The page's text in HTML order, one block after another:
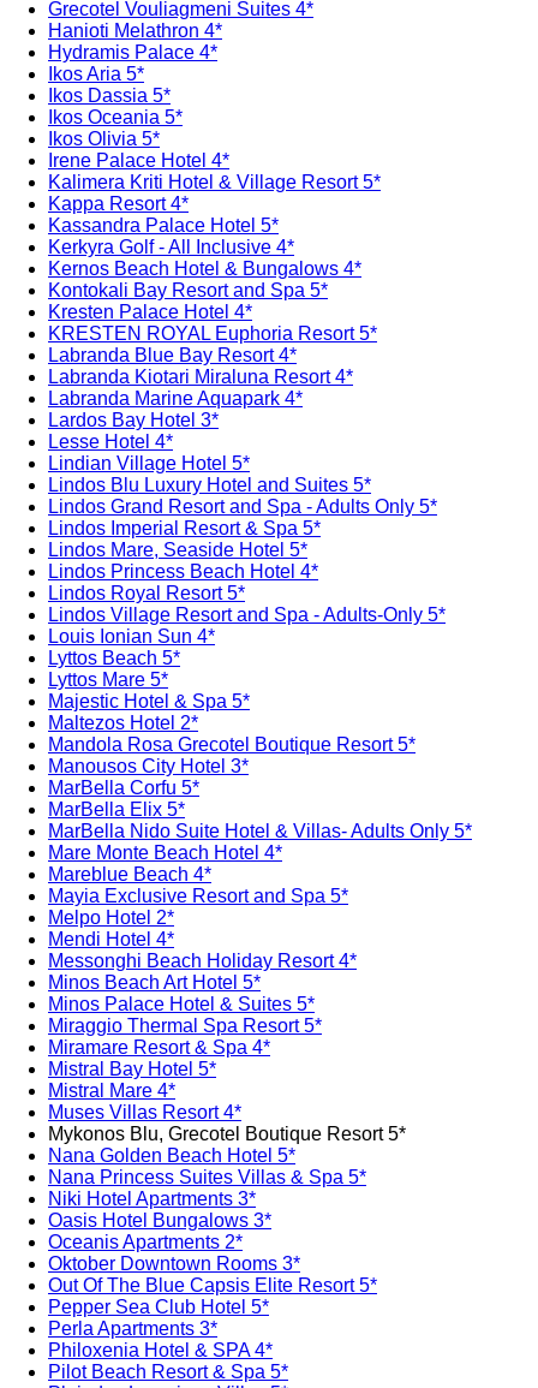
Grecotel Vouliagmeni Suites 4*
Hanioti Melathron 4*
Hydramis Palace 4*
Ikos Aria 5*
Ikos Dassia 5*
Ikos Oceania 5*
Ikos Olivia 5*
Irene Palace Hotel 4*
Kalimera Kriti Hotel & Village Resort 5*
Kappa Resort 4*
Kassandra Palace Hotel 5*
Kerkyra Golf - All Inclusive 4*
Kernos Beach Hotel & Bungalows 4*
Kontokali Bay Resort and Spa 5*
Kresten Palace Hotel 4*
KRESTEN ROYAL Euphoria Resort 5*
Labranda Blue Bay Resort 4*
Labranda Kiotari Miraluna Resort 4*
Labranda Marine Aquapark 4*
Lardos Bay Hotel 3*
Lesse Hotel 4*
Lindian Village Hotel 5*
Lindos Blu Luxury Hotel and Suites 5*
Lindos Grand Resort and Spa - Adults Only 5*
Lindos Imperial Resort & Spa 5*
Lindos Mare, Seaside Hotel 5*
Lindos Princess Beach Hotel 4*
Lindos Royal Resort 5*
Lindos Village Resort and Spa - Adults-Only 5*
Louis Ionian Sun 4*
Lyttos Beach 5*
Lyttos Mare 5*
Majestic Hotel & Spa 5*
Maltezos Hotel 2*
Mandola Rosa Grecotel Boutique Resort 5*
Manousos City Hotel 3*
MarBella Corfu 5*
MarBella Elix 5*
MarBella Nido Suite Hotel & Villas- Adults Only 5*
Mare Monte Beach Hotel 4*
Mareblue Beach 4*
Mayia Exclusive Resort and Spa 5*
Melpo Hotel 2*
Mendi Hotel 4*
Messonghi Beach Holiday Resort 4*
Minos Beach Art Hotel 5*
Minos Palace Hotel & Suites 5*
Miraggio Thermal Spa Resort 5*
Miramare Resort & Spa 4*
Mistral Bay Hotel 5*
Mistral Mare 4*
Muses Villas Resort 4*
Mykonos Blu, Grecotel Boutique Resort 5*
Nana Golden Beach Hotel 5*
Nana Princess Suites Villas & Spa 5*
Niki Hotel Apartments 3*
Oasis Hotel Bungalows 3*
Oceanis Apartments 2*
Oktober Downtown Rooms 3*
Out Of The Blue Capsis Elite Resort 5*
Pepper Sea Club Hotel 5*
Perla Apartments 3*
Philoxenia Hotel & SPA 4*
Pilot Beach Resort & Spa 5*